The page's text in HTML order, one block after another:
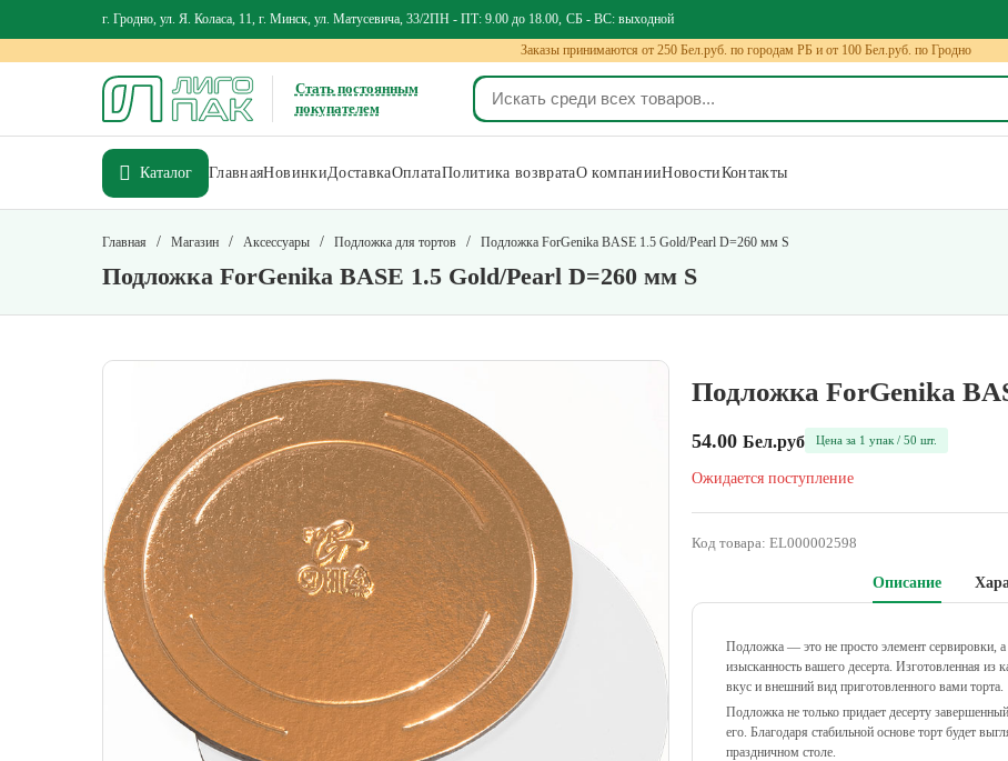
г. Гродно, ул. Я. Коласа, 11, г. Минск, ул. Матусевича, 33/2ПН - ПТ: 9.00 до 18.00 СБ - ВС: выходной
Заказы принимаются от 250 Бел.руб. по городам РБ и от 100 Бел.руб. по Гродно
Стать постоянным
покупателем
Каталог ГлавнаяНовинкиДоставкаОплатаПолитика возвратаО компанииНовостиКонтакты
Главная / Магазин / Аксессуары / Подложка для тортов / Подложка ForGenika BASE 1.5 Gold/Pearl D=260 мм S
Подложка ForGenika BASE 1.5 Gold/Pearl D=260 мм S
Подложка ForGenika
54.00 Бел.руб Цена за 1 упак / 50 шт.
Ожидается поступление
Код товара: EL000002598
Описание
Подложка — это не просто элемент сервировки,
изысканность вашего десерта. Изготовленная из
вкус и внешний вид приготовленного вами торта.
Подложка не только придает десерту
его. Благодаря стабильной основе торт будет
праздничном столе.